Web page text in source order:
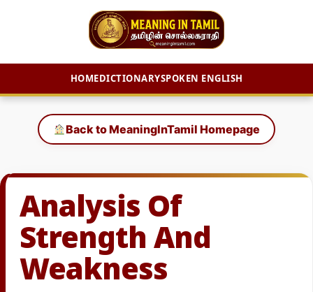
HOMEDICTIONARYSPOKEN ENGLISH
content
Back to MeaningInTamil Homepage
Analysis Of
Strength And
Weakness